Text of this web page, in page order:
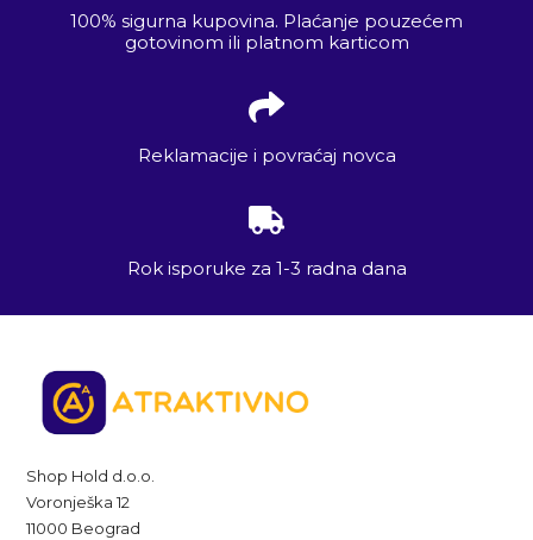
100% sigurna kupovina. Plaćanje pouzećem
gotovinom ili platnom karticom
Reklamacije i povraćaj novca
Rok isporuke za 1-3 radna dana
Shop Hold d.o.o.
Voronješka 12
11000 Beograd